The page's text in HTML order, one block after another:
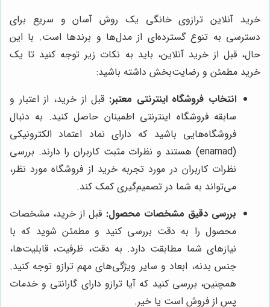
خرید آنلاین ترازوی خانگی یک روش آسان و سریع برای
دسترسی به تنوع گسترده‌ای از مدل‌ها و برندها است. با این
حال، قبل از خرید آنلاین، باید به نکات زیر توجه کنید تا یک
خرید مطمئن و رضایت‌بخش داشته باشید:
انتخاب فروشگاه اینترنتی معتبر: قبل از خرید، از اعتبار و
سابقه فروشگاه اینترنتی اطمینان حاصل کنید. به دنبال
فروشگاه‌هایی باشید که دارای نماد اعتماد الکترونیکی
(enamad) هستند و نظرات مثبت کاربران را دارند. بررسی
نظرات کاربران در مورد تجربه خرید از فروشگاه مورد نظر،
می‌تواند به شما در تصمیم‌گیری کمک کند.
بررسی دقیق مشخصات محصول: قبل از خرید، مشخصات
محصول را به دقت بررسی کنید و مطمئن شوید که با
نیازهای شما مطابقت دارد. به دقت، ظرفیت، قابلیت‌ها،
جنس بدنه، ابعاد و سایر ویژگی‌های مهم ترازو توجه کنید.
همچنین، بررسی کنید که آیا ترازو دارای گارانتی و خدمات
پس از فروش است یا خیر.